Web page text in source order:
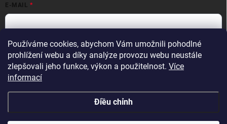
Používáme cookies, abychom Vám umožnili pohodlné
prohlížení webu a díky analýze provozu webu neustále
zlepšovali jeho funkce, výkon a použitelnost. Více
informací
Điều chỉnh
E-MAIL
Vložením e-mailu souhlasíte spodmínkami ochrany osobních údajů
Theo dõi
Copyright 2026VykurTo.cz. Đã đăng ký Bản quyền.